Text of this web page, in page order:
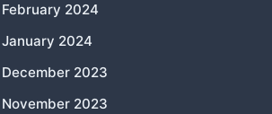
February 2024
January 2024
December 2023
November 2023